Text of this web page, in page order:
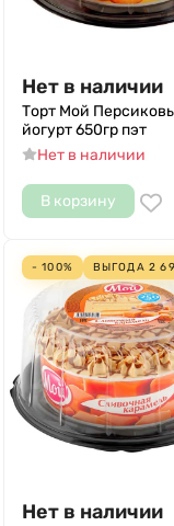
Нет в наличии
Торт Мой
йогурт 650гр пэт
Нет в наличии
В корзину
- 100% ВЫГОДА 2
Нет в наличии